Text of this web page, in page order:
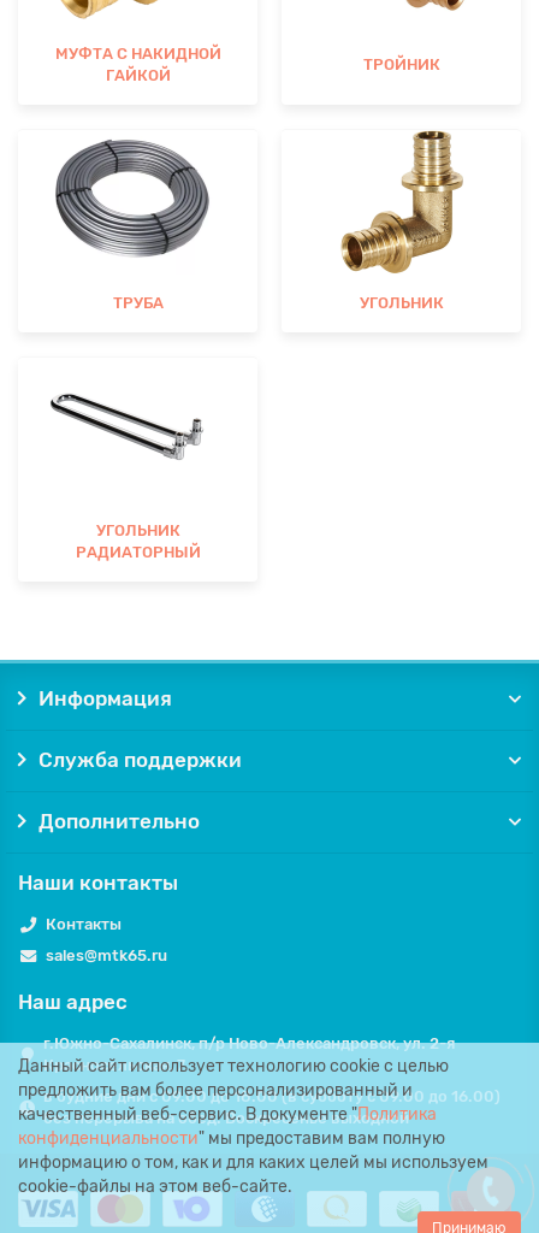
МУФТА С НАКИДНОЙ
ГАЙКОЙ
ТРОЙНИК
ТРУБА УГОЛЬНИК
УГОЛЬНИК
РАДИАТОРНЫЙ
Данный сайт использует технологию cookie с целью
предложить вам более персонализированный и
качественный веб-сервис. В документе "Политика
конфиденциальности" мы предоставим вам полную
информацию о том, как и для каких целей мы используем
cookie-файлы на этом веб-сайте.
Принимаю
Информация
Служба поддержки
Дополнительно
Наши контакты
Контакты
sales@mtk65.ru
Наш адрес
г.Южно-Сахалинск, п/р Ново-Александровск, ул. 2-я
Красносельская, 7.
в будние дни с 09.00 до 18.00 (в субботу с 09.00 до 16.00)
без перерыва на обед. Воскресенье выходной